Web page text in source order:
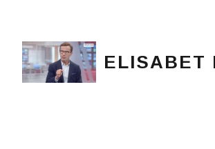
ELISABET